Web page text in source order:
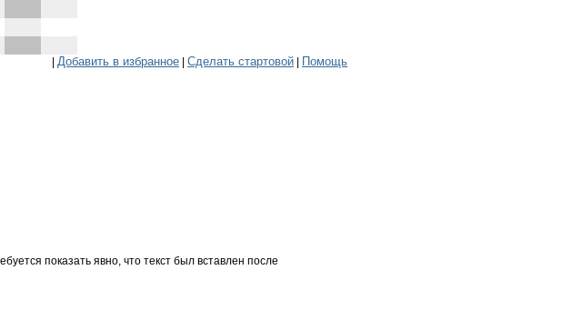
Добавить в избранное Сделать стартовой Помощь
показать явно, что текст был вставлен после